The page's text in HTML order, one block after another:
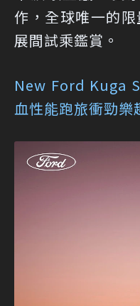
作，全球唯一的
展間試乘鑑賞。
New Ford Kuga
血性能跑旅衝勁樂